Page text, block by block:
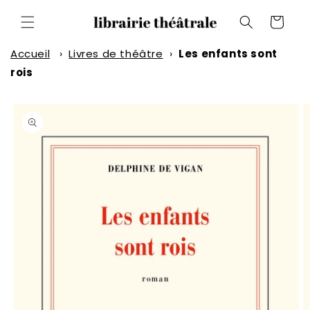
passer
au
Panier
Accueil › Livres de théâtre › Les enfants sont
rois
informations
produits